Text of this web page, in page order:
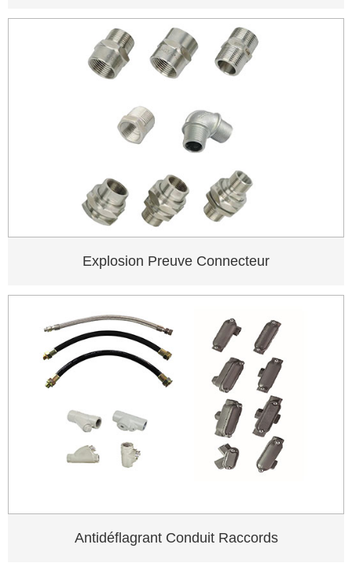
Explosion Preuve Connecteur
Antidéflagrant Conduit Raccords